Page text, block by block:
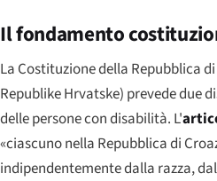
Il fondamento
La Costituzione della Repubblica
Republike Hrvatske) prevede due
delle persone con disabilità. L'
«ciascuno nella Repubblica di
indipendentemente dalla razza,